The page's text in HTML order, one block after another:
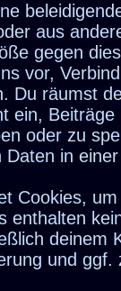
aus
gegen
vor,
Du räumst
ein,
oder zu
in
Cookies,
enthalten
deinem
und